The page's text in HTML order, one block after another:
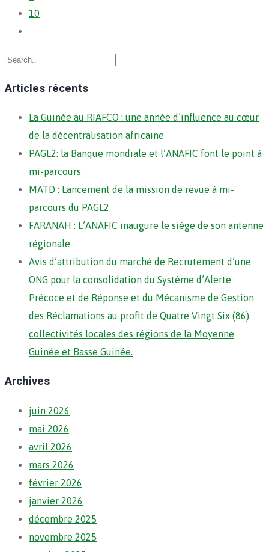
10
Articles récents
La Guinée au RIAFCO : une année d’influence au cœur
de la décentralisation africaine
PAGL2: la Banque mondiale et l’ANAFIC font le point à
mi-parcours
MATD : Lancement de la mission de revue à mi-
parcours du PAGL2
FARANAH : L’ANAFIC inaugure le siège de son antenne
régionale
Avis d’attribution du marché de Recrutement d’une
ONG pour la consolidation du Système d’Alerte
Précoce et de Réponse et du Mécanisme de Gestion
des Réclamations au profit de Quatre Vingt Six (86)
collectivités locales des régions de la Moyenne
Guinée et Basse Guinée.
Archives
juin 2026
mai 2026
avril 2026
mars 2026
février 2026
janvier 2026
décembre 2025
novembre 2025